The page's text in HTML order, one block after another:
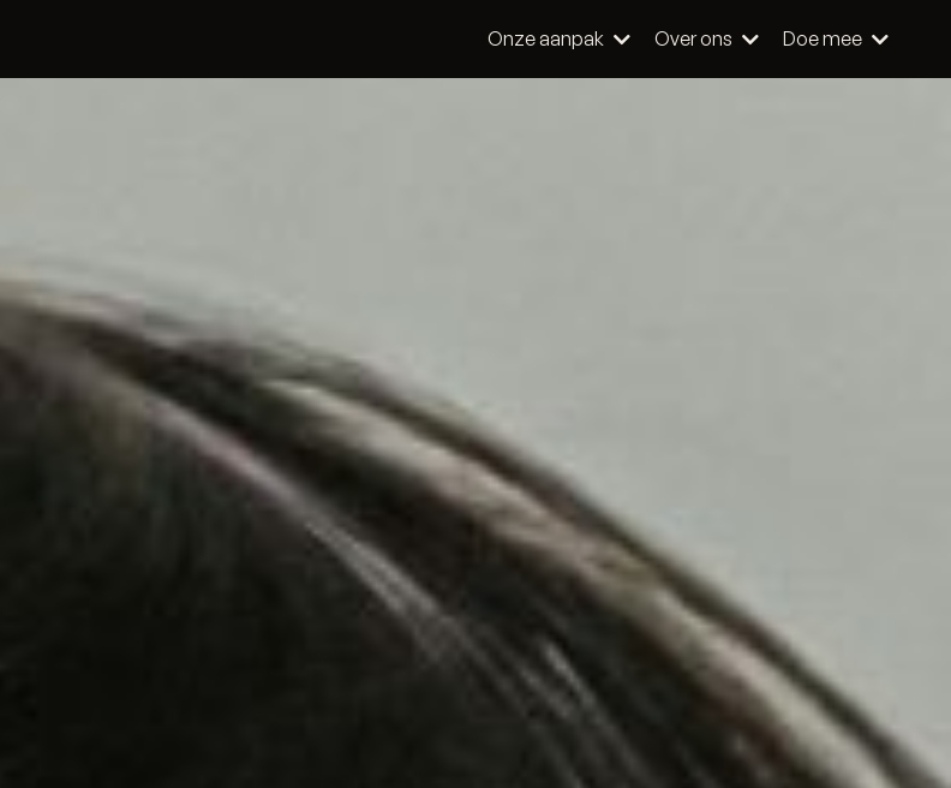
Onze aanpak Over ons Doe mee